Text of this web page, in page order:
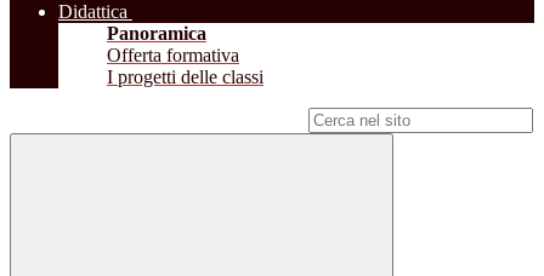
Didattica
Panoramica
Offerta formativa
I progetti delle classi